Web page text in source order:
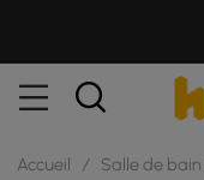
Accueil / Salle de